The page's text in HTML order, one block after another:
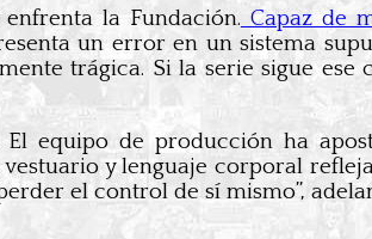
la Fundación. Capaz de
un error en un sistema
trágica. Si la serie sigue ese
El equipo de producción ha
y lenguaje corporal
el control de sí mismo”,